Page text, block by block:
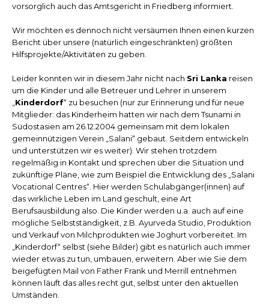
vorsorglich auch das Amtsgericht in Friedberg informiert.
Wir möchten es dennoch nicht versäumen Ihnen einen kurzen
Bericht über unsere (natürlich eingeschränkten) größten
Hilfsprojekte/Aktivitäten zu geben.
Leider konnten wir in diesem Jahr nicht nach Sri Lanka reisen
um die Kinder und alle Betreuer und Lehrer in unserem
Kinderdorf“ zu besuchen (nur zur Erinnerung und für neue
Mitglieder: das Kinderheim hatten wir nach dem Tsunami in
Südostasien am 26.12.2004 gemeinsam mit dem lokalen
gemeinnützigen Verein „Salani“ gebaut. Seitdem entwickeln
und unterstützen wir es weiter). Wir stehen trotzdem
regelmäßig in Kontakt und sprechen über die Situation und
zukünftige Pläne, wie zum Beispiel die Entwicklung des „Salani
Vocational Centres“. Hier werden Schulabgänger(innen) auf
das wirkliche Leben im Land geschult, eine Art
Berufsausbildung also. Die Kinder werden u.a. auch auf eine
mögliche Selbstständigkeit, z.B. Ayurveda Studio, Produktion
und Verkauf von Milchprodukten wie Joghurt vorbereitet. Im
„Kinderdorf“ selbst (siehe Bilder) gibt es natürlich auch immer
wieder etwas zu tun, umbauen, erweitern. Aber wie Sie dem
beigefügten Mail von Father Frank und Merrill entnehmen
können läuft das alles recht gut, selbst unter den aktuellen
Umständen.